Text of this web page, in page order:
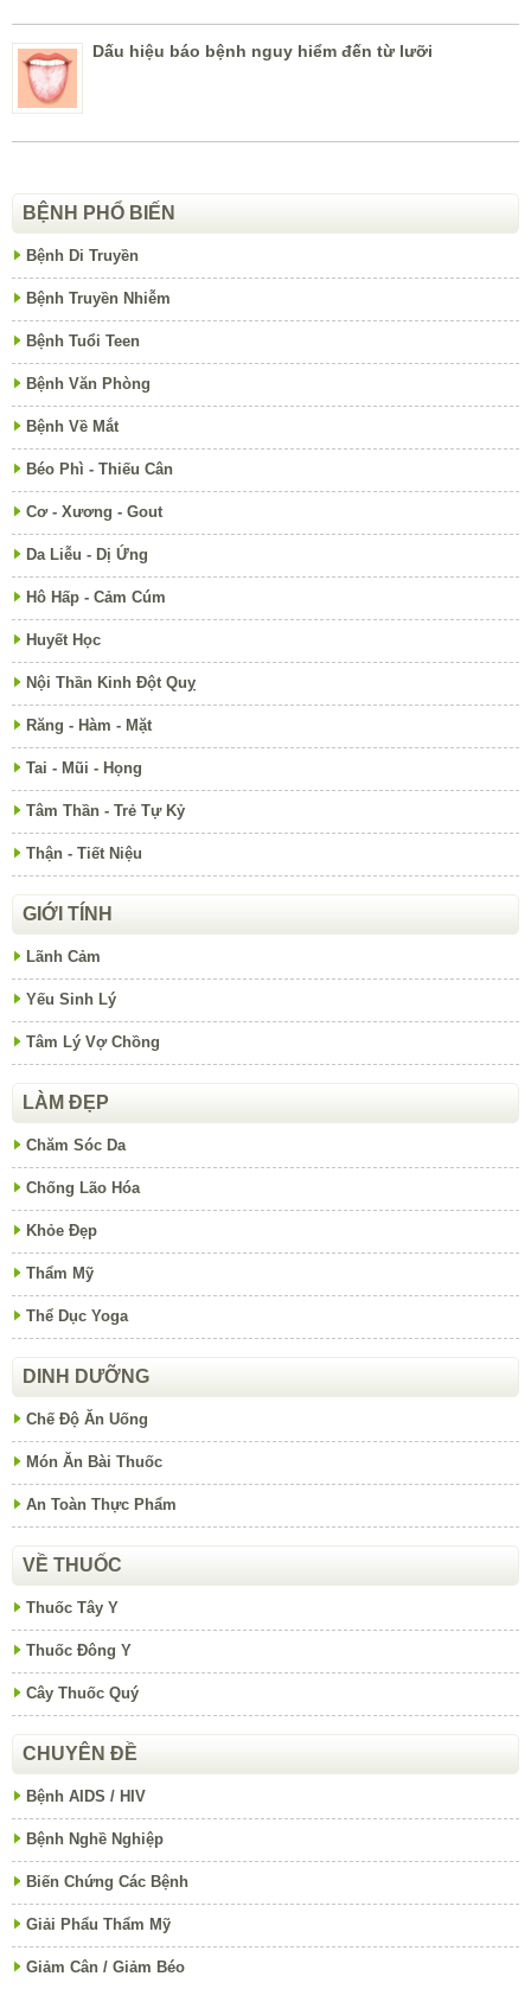
Dấu hiệu báo bệnh nguy hiểm đến từ lưỡi
BỆNH PHỔ BIẾN
Bệnh Di Truyền
Bệnh Truyền Nhiễm
Bệnh Tuổi Teen
Bệnh Văn Phòng
Bệnh Về Mắt
Béo Phì - Thiếu Cân
Cơ - Xương - Gout
Da Liễu - Dị Ứng
Hô Hấp - Cảm Cúm
Huyết Học
Nội Thần Kinh Đột Quỵ
Răng - Hàm - Mặt
Tai - Mũi - Họng
Tâm Thần - Trẻ Tự Kỷ
Thận - Tiết Niệu
GIỚI TÍNH
Lãnh Cảm
Yếu Sinh Lý
Tâm Lý Vợ Chồng
LÀM ĐẸP
Chăm Sóc Da
Chống Lão Hóa
Khỏe Đẹp
Thẩm Mỹ
Thể Dục Yoga
DINH DƯỠNG
Chế Độ Ăn Uống
Món Ăn Bài Thuốc
An Toàn Thực Phẩm
VỀ THUỐC
Thuốc Tây Y
Thuốc Đông Y
Cây Thuốc Quý
CHUYÊN ĐỀ
Bệnh AIDS / HIV
Bệnh Nghề Nghiệp
Biến Chứng Các Bệnh
Giải Phẩu Thẩm Mỹ
Giảm Cân / Giảm Béo